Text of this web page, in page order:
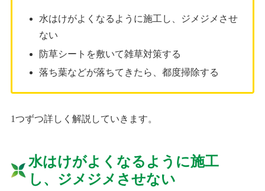
水はけがよくなるように施工し、ジメジメさせ
ない
防草シートを敷いて雑草対策する
落ち葉などが落ちてきたら、都度掃除する
1つずつ詳しく解説していきます。
水はけがよくなるように施工
し、ジメジメさせない